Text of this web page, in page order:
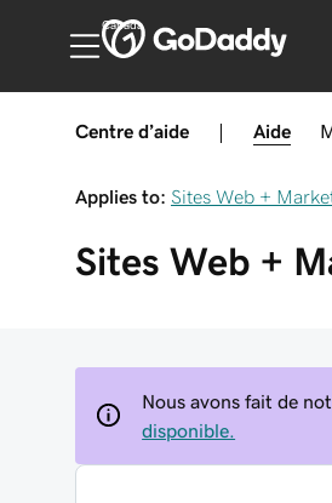
Canada
Centre d’aide Aide
Applies to: Sites Web +
Sites Web +
Nous avons fait de
disponible.